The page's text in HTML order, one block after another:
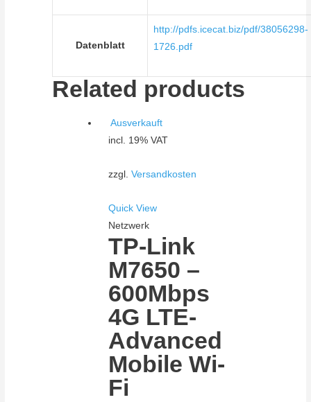
Datenblatt
http://pdfs.icecat.biz/pdf/38056298-
1726.pdf
Related products
Ausverkauft
incl. 19% VAT
zzgl. Versandkosten
Quick View
Netzwerk
TP-Link
M7650 –
600Mbps
4G LTE-
Advanced
Mobile Wi-
Fi